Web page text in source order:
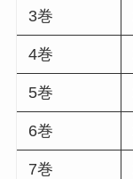
3巻
4巻
5巻
6巻
7巻